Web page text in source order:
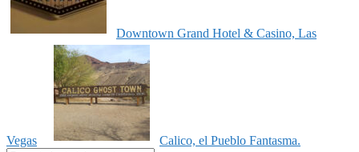
Downtown Grand Hotel & Casino, Las
Vegas Calico, el Pueblo Fantasma.